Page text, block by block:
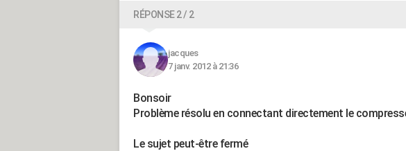
RÉPONSE 2 / 2
jacques
7 janv. 2012 à 21:36
Bonsoir
Problème résolu en connectant directement le
Le sujet peut-être fermé